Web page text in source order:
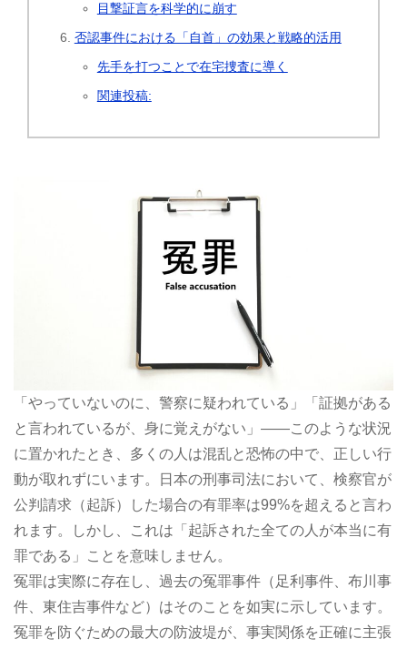
目撃証言を科学的に崩す
否認事件における「自首」の効果と戦略的活用
先手を打つことで在宅捜査に導く
関連投稿:
「やっていないのに、警察に疑われている」「証拠がある
と言われているが、身に覚えがない」――このような状況
に置かれたとき、多くの人は混乱と恐怖の中で、正しい行
動が取れずにいます。日本の刑事司法において、検察官が
公判請求（起訴）した場合の有罪率は99%を超えると言わ
れます。しかし、これは「起訴された全ての人が本当に有
罪である」ことを意味しません。
冤罪は実際に存在し、過去の冤罪事件（足利事件、布川事
件、東住吉事件など）はそのことを如実に示しています。
冤罪を防ぐための最大の防波堤が、事実関係を正確に主張